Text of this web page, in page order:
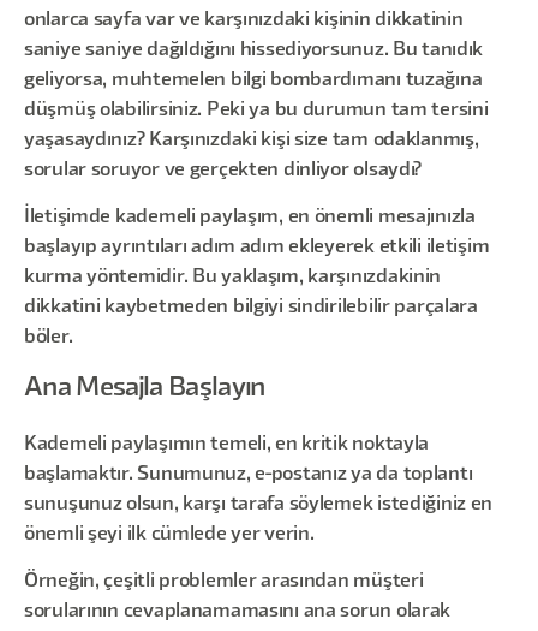
onlarca sayfa var ve karşınızdaki kişinin dikkatinin
saniye saniye dağıldığını hissediyorsunuz. Bu tanıdık
geliyorsa, muhtemelen bilgi bombardımanı tuzağına
düşmüş olabilirsiniz. Peki ya bu durumun tam tersini
yaşasaydınız? Karşınızdaki kişi size tam odaklanmış,
sorular soruyor ve gerçekten dinliyor olsaydı?
İletişimde kademeli paylaşım, en önemli mesajınızla
başlayıp ayrıntıları adım adım ekleyerek etkili iletişim
kurma yöntemidir. Bu yaklaşım, karşınızdakinin
dikkatini kaybetmeden bilgiyi sindirilebilir parçalara
böler.
Ana Mesajla Başlayın
Kademeli paylaşımın temeli, en kritik noktayla
başlamaktır. Sunumunuz, e-postanız ya da toplantı
sunuşunuz olsun, karşı tarafa söylemek istediğiniz en
önemli şeyi ilk cümlede yer verin.
Örneğin, çeşitli problemler arasından müşteri
sorularının cevaplanamamasını ana sorun olarak